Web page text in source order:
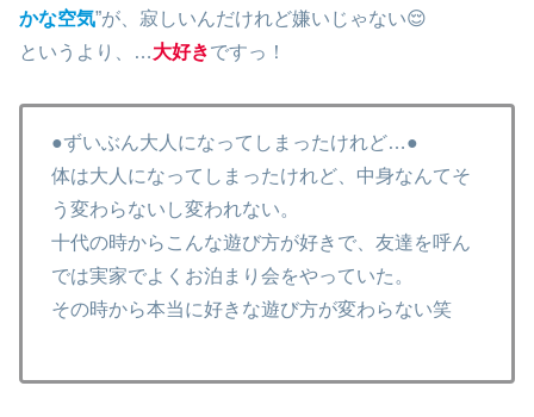
かな空気”が、寂しいんだけれど嫌いじゃない😌
というより、…大好きですっ！
●ずいぶん大人になってしまったけれど…●
体は大人になってしまったけれど、中身なんてそ
う変わらないし変われない。
十代の時からこんな遊び方が好きで、友達を呼ん
では実家でよくお泊まり会をやっていた。
その時から本当に好きな遊び方が変わらない笑